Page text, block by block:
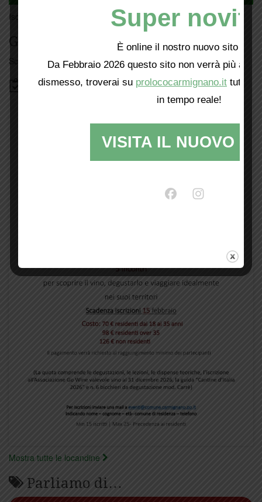
Iscriviti
Giorno per giorno a Carmignano
Scopri tutti gli eventiqui
Bacheca
Mostra tutte le locandine
Parliamo di…
Super
È online il nostro nuovo sito web!
Da Febbraio 2026 questo sito non verrà più
dismesso, troverai su prolococarmignano.it tutti i
in tempo reale!
VISITA IL NUOVO